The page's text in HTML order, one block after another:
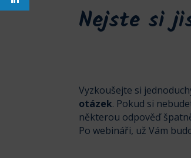
Nejste si
Vyzkoušejte si
otázek. Pokud si
některou odpověď
Po webináři, už Vám